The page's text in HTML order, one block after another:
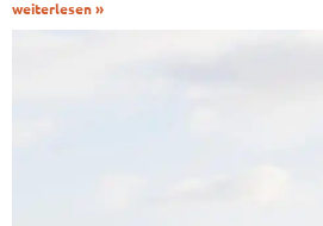
weiterlesen »